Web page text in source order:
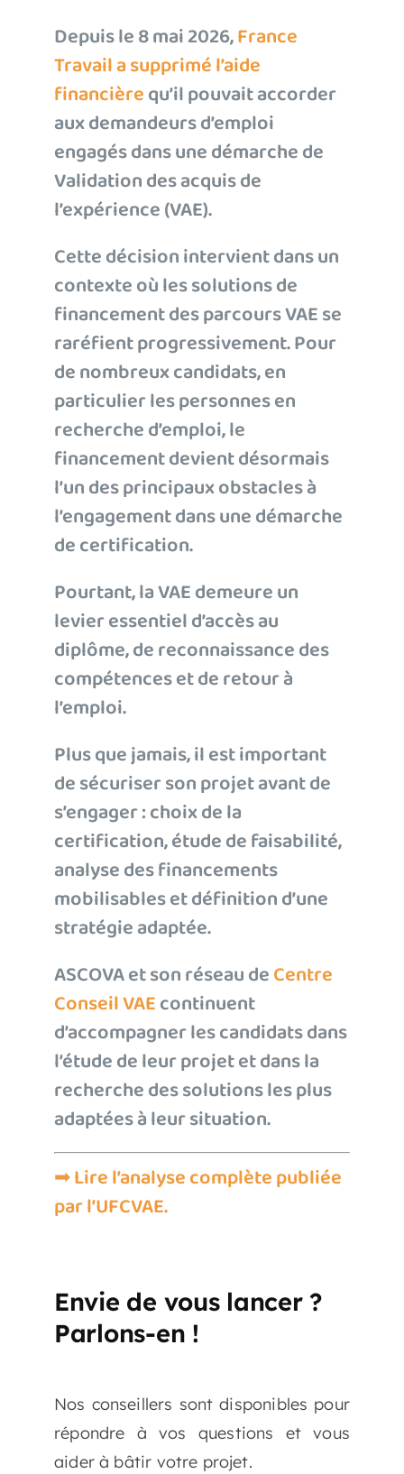
Depuis le 8 mai 2026,France
Travail a supprimé l’aide
financièrequ’il pouvait accorder
aux demandeurs d’emploi
engagés dans une démarche de
Validation des acquis de
l’expérience (VAE).
Cette décision intervient dans un
contexte où les solutions de
financement des parcours VAE se
raréfient progressivement. Pour
de nombreux candidats, en
particulier les personnes en
recherche d’emploi, le
financement devient désormais
l’un des principaux obstacles à
l’engagement dans une démarche
de certification.
Pourtant, la VAE demeure un
levier essentiel d’accès au
diplôme, de reconnaissance des
compétences et de retour à
l’emploi.
Plus que jamais, il est important
de sécuriser son projet avant de
s’engager : choix de la
certification, étude de faisabilité,
analyse des financements
mobilisables et définition d’une
stratégie adaptée.
ASCOVA et son réseau deCentre
Conseil VAEcontinuent
d’accompagner les candidats dans
l’étude de leur projet et dans la
recherche des solutions les plus
adaptées à leur situation.
➡ Lire l’analyse complète publiée
par l’UFCVAE.
Envie de vous lancer ?
Parlons-en !
Nos conseillers sont disponibles pour
répondre à vos questions et vous
aider à bâtir votre projet.
Testez votre éligibiliéau
Bilan de Compétences
dessous et… verdict !
Testez votre éligibilié